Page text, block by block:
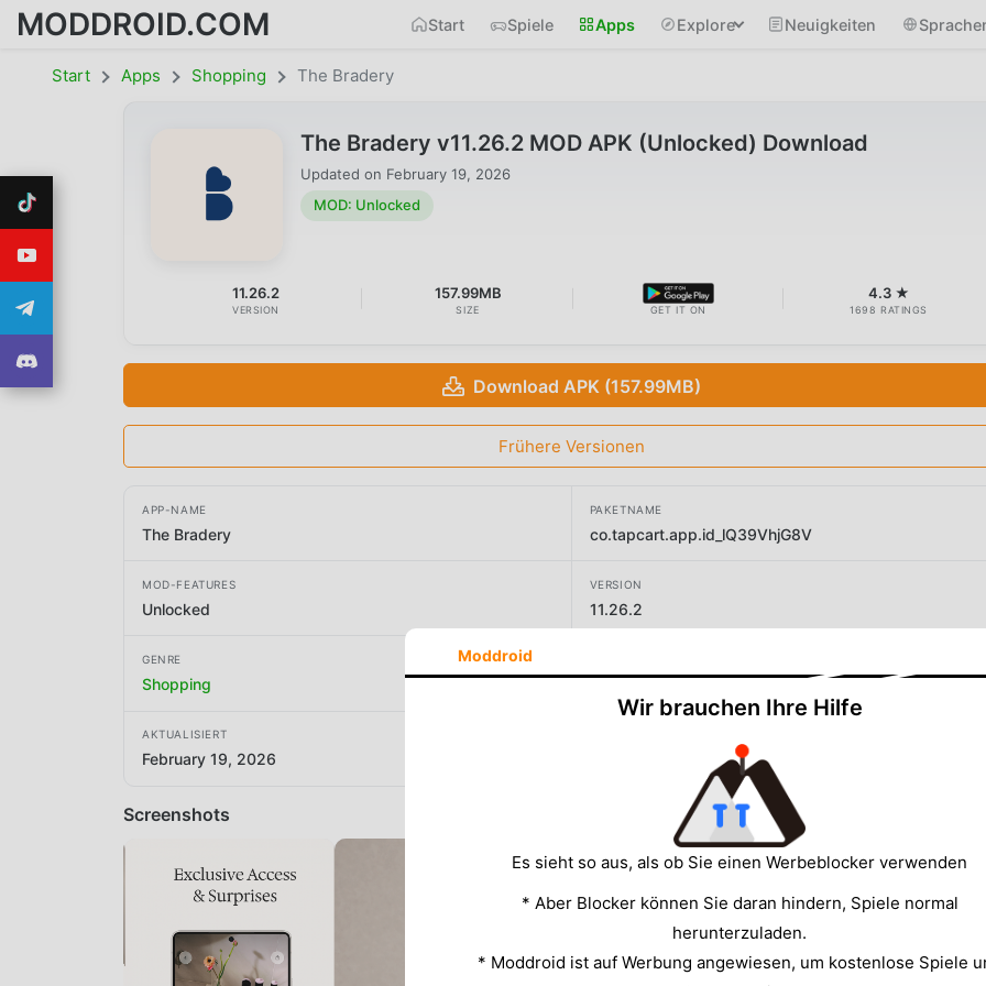
MODDROID.COM Start Spiele Apps Explore Neuigkeiten
Start Apps Shopping The Bradery
The Bradery v11.26.2 MOD APK (Unlocked) Download
Updated on February 19, 2026
MOD: Unlocked
11.26.2
VERSION
157.99MB
SIZE GET IT ON
4.3 ★
1698 RATINGS
Download APK (157.99MB)
Frühere Versionen
APP-NAME
The Bradery
PAKETNAME
co.tapcart.app.id_lQ39VhjG8V
MOD-FEATURES
Unlocked
VERSION
11.26.2
GENRE
Shopping SYMMETRIC
AKTUALISIERT
February 19, 2026
Screenshots
Moddroid
Wir brauchen Ihre Hilfe
Es sieht so aus, als ob Sie einen Werbeblocker verwenden
* Aber Blocker können Sie daran hindern, Spiele normal
herunterzuladen.
* Moddroid ist auf Werbung angewiesen, um kostenlose Spiele